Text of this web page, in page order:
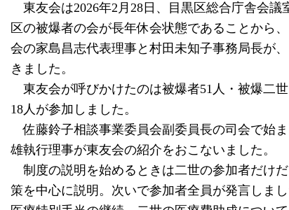
東友会は2026年2月28日、目黒区総合庁舎会
区の被爆者の会が長年休会状態であることから
会の家島昌志代表理事と村田未知子事務局長が
きました。
東友会が呼びかけたのは被爆者51人・被爆二
18人が参加しました。
佐藤鈴子相談事業委員会副委員長の司会で始
雄執行理事が東友会の紹介をおこないました。
制度の説明を始めるときは二世の参加者だけ
策を中心に説明。次いで参加者全員が発言しま